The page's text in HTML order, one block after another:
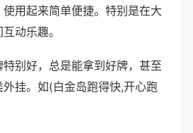
用起来简单便捷。特别是在大
动乐趣。
别好，总是能拿到好牌，甚至
挂。如(白金岛跑得快,开心跑